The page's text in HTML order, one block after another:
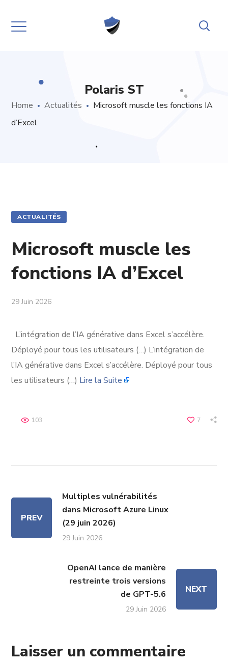
Polaris ST
Home Actualités
Microsoft muscle les fonctions IA
d’Excel
ACTUALITÉS
Microsoft muscle les
fonctions IA d’Excel
29 Juin 2026
L’intégration de l’IA générative dans Excel s’accélère.
Déployé pour tous les utilisateurs (…) L’intégration de
l’IA générative dans Excel s’accélère. Déployé pour tous
les utilisateurs (…) Lire la Suite
7
103
PREV
Multiples vulnérabilités
dans Microsoft Azure Linux
(29 juin 2026)
29 Juin 2026
OpenAI lance de manière
restreinte trois versions
de GPT-5.6
29 Juin 2026
NEXT
Laisser un commentaire